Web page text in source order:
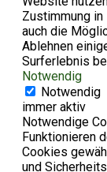
Zustimmung
auch die
Ablehnen
Surferlebnis
Notwendig
Notwendig
immer aktiv
Notwendige
Funktionieren
Cookies
und